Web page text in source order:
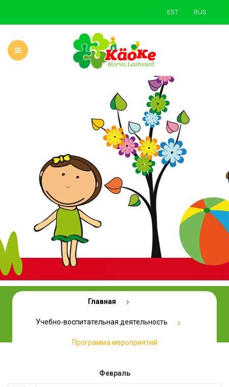
EST RUS
О САДЕ НОВОСТИ
УЧЕБНАЯ ДЕЯТЕЛЬНОСТЬ РОДИТЕЛЯМ
ЗЕЛЕНАЯ ШКОЛА КОНТАКТЫ
Главная
Учебно-воспитательная деятельность
Программа мероприятий
Февраль